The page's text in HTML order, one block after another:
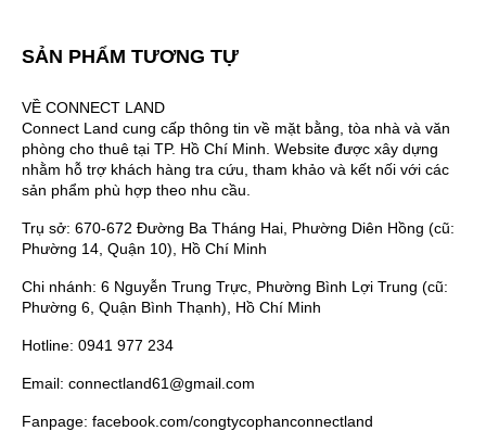
SẢN PHẨM TƯƠNG TỰ
VỀ CONNECT LAND
Connect Land cung cấp thông tin về mặt bằng, tòa nhà và văn
phòng cho thuê tại TP. Hồ Chí Minh. Website được xây dựng
nhằm hỗ trợ khách hàng tra cứu, tham khảo và kết nối với các
sản phẩm phù hợp theo nhu cầu.
Trụ sở: 670-672 Đường Ba Tháng Hai, Phường Diên Hồng (cũ:
Phường 14, Quận 10), Hồ Chí Minh
Chi nhánh: 6 Nguyễn Trung Trực, Phường Bình Lợi Trung (cũ:
Phường 6, Quận Bình Thạnh), Hồ Chí Minh
Hotline: 0941 977 234
Email: connectland61@gmail.com
Fanpage: facebook.com/congtycophanconnectland